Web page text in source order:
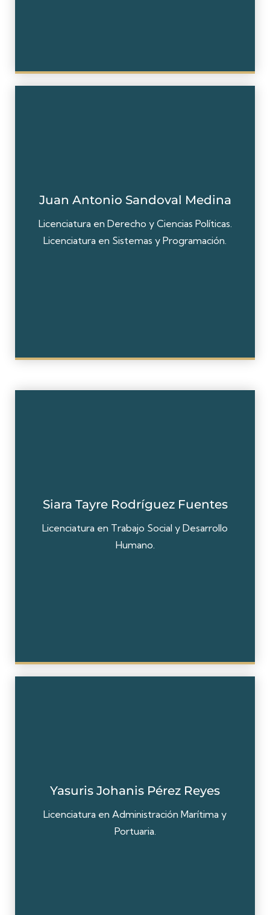
Juan Antonio Sandoval Medina
Licenciatura en Derecho y Ciencias Políticas.
Licenciatura en Sistemas y Programación.
Siara Tayre Rodríguez Fuentes
Licenciatura en Trabajo Social y Desarrollo
Humano.
Yasuris Johanis Pérez Reyes
Licenciatura en Administración Marítima y
Portuaria.